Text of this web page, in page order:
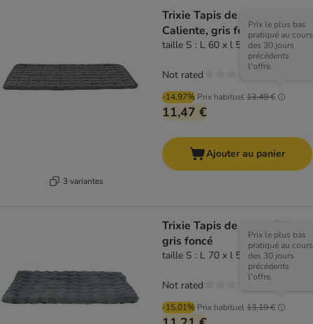
3 variantes
Trixie Tapis de repos
Caliente, gris foncé
taille S : L 60 x l 50 cm
-14.97% Prix habituel13,49 €
Prix le plus bas
pratiqué au cours
des 30 jours
précédents
l'offre.
11,47 €
Not rated
Ajouter au panier
Trixie Tapis de repos Elli,
gris foncé
taille S : L 70 x l 50 cm
-15.01% Prix habituel13,19 €
Prix le plus bas
pratiqué au cours
des 30 jours
précédents
l'offre.
Not rated